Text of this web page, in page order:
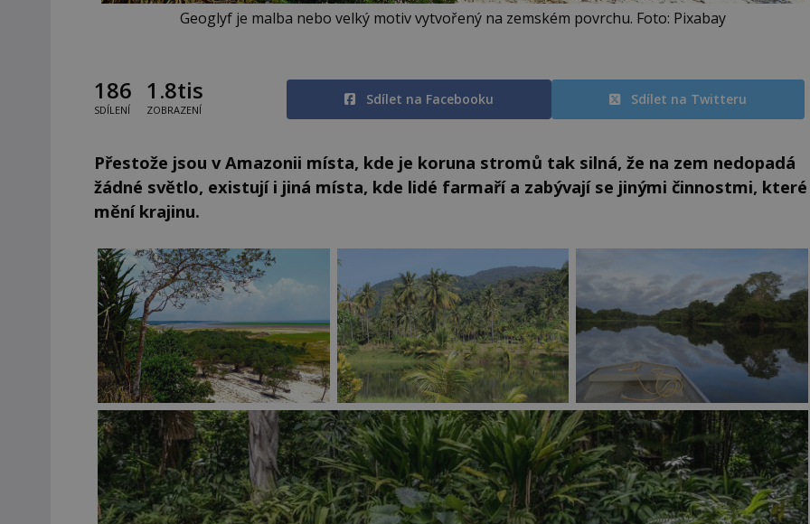
Geoglyf je malba nebo velký motiv vytvořený na zemském povrchu. Foto: Pixabay
186
SDÍLENÍ
1.8tis
ZOBRAZENÍ
Sdílet na Facebooku Sdílet na Twitteru
Přestože jsou v Amazonii místa, kde je koruna stromů tak silná, že na zem nedopadá
žádné světlo, existují i jiná místa, kde lidé farmaří a zabývají se jinými činnostmi, které
mění krajinu.